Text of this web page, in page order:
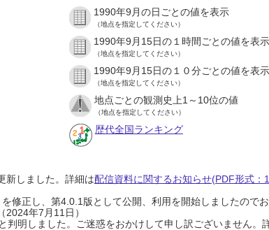
1990年9月の日ごとの値を表示
（地点を指定してください）
1990年9月15日の１時間ごとの値を表示
（地点を指定してください）
1990年9月15日の１０分ごとの値を表示
（地点を指定してください）
地点ごとの観測史上1～10位の値
（地点を指定してください）
歴代全国ランキング
新しました。詳細は配信資料に関するお知らせ(PDF形式：
修正し、第4.0.1版として公開、利用を開始しましたので
2024年7月11日）
明しました。ご迷惑をおかけして申し訳ございません。